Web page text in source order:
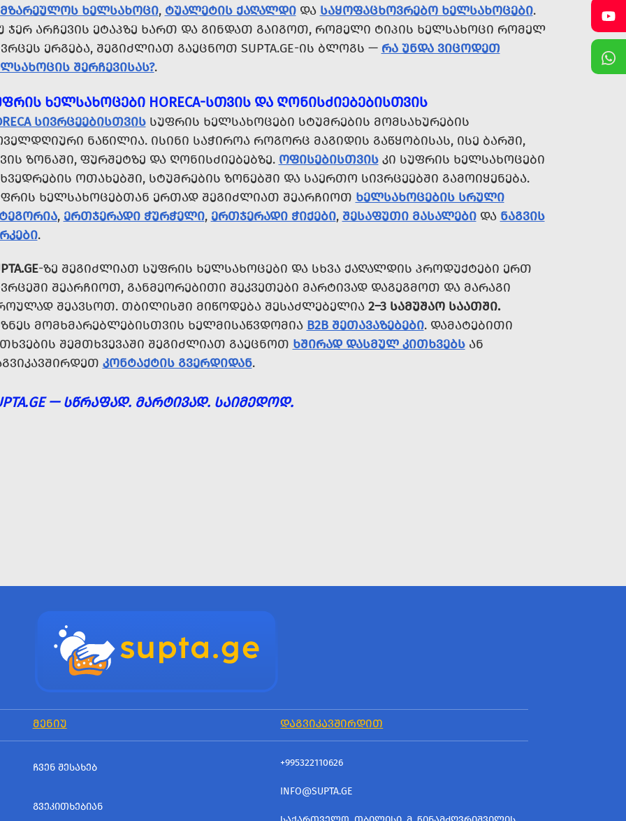
ᲮᲔᲚᲡᲐᲮᲝᲪᲘ, ᲢᲣᲐᲚᲔᲢᲘᲡ ᲥᲐᲦᲐᲚᲓᲘᲓᲐ ᲡᲐᲧᲝᲤᲐᲪᲮᲝᲕᲠᲔᲑᲝ ᲮᲔᲚᲡᲐᲮᲝᲪᲔᲑᲘ.
ᲯᲔᲠ ᲐᲠᲩᲔᲕᲘᲡ ᲔᲢᲐᲞᲖᲔ ᲮᲐᲠᲗ ᲓᲐ ᲒᲘᲜᲓᲐᲗ ᲒᲐᲘᲒᲝᲗ, ᲠᲝᲛᲔᲚᲘ ᲢᲘᲞᲘᲡ ᲮᲔᲚᲡᲐᲮᲝᲪᲘ ᲠᲝᲛᲔᲚ
ᲔᲠᲒᲔᲑᲐ, ᲨᲔᲒᲘᲫᲚᲘᲐᲗ ᲒᲐᲔᲪᲜᲝᲗ SUPTA.GE-ᲘᲡ ᲑᲚᲝᲒᲡ — ᲠᲐ ᲣᲜᲓᲐ ᲕᲘᲪᲝᲓᲔᲗ
ᲨᲔᲠᲩᲔᲕᲘᲡᲐᲡ?.
ᲮᲔᲚᲡᲐᲮᲝᲪᲔᲑᲘ HORECA-ᲡᲗᲕᲘᲡ ᲓᲐ ᲦᲝᲜᲘᲡᲫᲘᲔᲑᲔᲑᲘᲡᲗᲕᲘᲡ
ᲡᲘᲕᲠᲪᲔᲔᲑᲘᲡᲗᲕᲘᲡᲡᲣᲤᲠᲘᲡ ᲮᲔᲚᲡᲐᲮᲝᲪᲔᲑᲘ ᲡᲢᲣᲛᲠᲔᲑᲘᲡ ᲛᲝᲛᲡᲐᲮᲣᲠᲔᲑᲘᲡ
ᲜᲐᲬᲘᲚᲘᲐ. ᲘᲡᲘᲜᲘ ᲡᲐᲭᲘᲠᲝᲐ ᲠᲝᲒᲝᲠᲪ ᲛᲐᲒᲘᲓᲘᲡ ᲒᲐᲬᲧᲝᲑᲘᲡᲐᲡ, ᲘᲡᲔ ᲑᲐᲠᲨᲘ,
ᲖᲝᲜᲐᲨᲘ, ᲤᲣᲠᲨᲔᲢᲖᲔ ᲓᲐ ᲦᲝᲜᲘᲡᲫᲘᲔᲑᲔᲑᲖᲔ. ᲝᲤᲘᲡᲔᲑᲘᲡᲗᲕᲘᲡᲙᲘ ᲡᲣᲤᲠᲘᲡ ᲮᲔᲚᲡᲐᲮᲝᲪᲔᲑᲘ
ᲝᲗᲐᲮᲔᲑᲨᲘ, ᲡᲢᲣᲛᲠᲔᲑᲘᲡ ᲖᲝᲜᲔᲑᲨᲘ ᲓᲐ ᲡᲐᲔᲠᲗᲝ ᲡᲘᲕᲠᲪᲔᲔᲑᲨᲘ ᲒᲐᲛᲝᲘᲧᲔᲜᲔᲑᲐ.
ᲮᲔᲚᲡᲐᲮᲝᲪᲔᲑᲗᲐᲜ ᲔᲠᲗᲐᲓ ᲨᲔᲒᲘᲫᲚᲘᲐᲗ ᲨᲔᲐᲠᲩᲘᲝᲗ ᲮᲔᲚᲡᲐᲮᲝᲪᲔᲑᲘᲡ ᲡᲠᲣᲚᲘ
, ᲔᲠᲗᲯᲔᲠᲐᲓᲘ ᲭᲣᲠᲭᲔᲚᲘ, ᲔᲠᲗᲯᲔᲠᲐᲓᲘ ᲭᲘᲥᲔᲑᲘ, ᲨᲔᲡᲐᲤᲣᲗᲘ ᲛᲐᲡᲐᲚᲔᲑᲘᲓᲐ ᲜᲐᲒᲕᲘᲡ
.
-ᲖᲔ ᲨᲔᲒᲘᲫᲚᲘᲐᲗ ᲡᲣᲤᲠᲘᲡ ᲮᲔᲚᲡᲐᲮᲝᲪᲔᲑᲘ ᲓᲐ ᲡᲮᲕᲐ ᲥᲐᲦᲐᲚᲓᲘᲡ ᲞᲠᲝᲓᲣᲥᲢᲔᲑᲘ ᲔᲠᲗ
ᲨᲔᲐᲠᲩᲘᲝᲗ, ᲒᲐᲜᲛᲔᲝᲠᲔᲑᲘᲗᲘ ᲨᲔᲙᲕᲔᲗᲔᲑᲘ ᲛᲐᲠᲢᲘᲕᲐᲓ ᲓᲐᲒᲔᲒᲛᲝᲗ ᲓᲐ ᲛᲐᲠᲐᲒᲘ
ᲨᲔᲐᲕᲡᲝᲗ. ᲗᲑᲘᲚᲘᲡᲨᲘ ᲛᲘᲬᲝᲓᲔᲑᲐ ᲨᲔᲡᲐᲫᲚᲔᲑᲔᲚᲘᲐ 2–3 ᲡᲐᲛᲣᲨᲐᲝ ᲡᲐᲐᲗᲨᲘ.
ᲛᲝᲛᲮᲛᲐᲠᲔᲑᲚᲔᲑᲘᲡᲗᲕᲘᲡ ᲮᲔᲚᲛᲘᲡᲐᲬᲕᲓᲝᲛᲘᲐ B2B ᲨᲔᲗᲐᲕᲐᲖᲔᲑᲔᲑᲘ. ᲓᲐᲛᲐᲢᲔᲑᲘᲗᲘ
ᲨᲔᲛᲗᲮᲕᲔᲕᲐᲨᲘ ᲨᲔᲒᲘᲫᲚᲘᲐᲗ ᲒᲐᲔᲪᲜᲝᲗ ᲮᲨᲘᲠᲐᲓ ᲓᲐᲡᲛᲣᲚ ᲙᲘᲗᲮᲕᲔᲑᲡᲐᲜ
ᲙᲝᲜᲢᲐᲥᲢᲘᲡ ᲒᲕᲔᲠᲓᲘᲓᲐᲜ.
— ᲡᲬᲠᲐᲤᲐᲓ. ᲛᲐᲠᲢᲘᲕᲐᲓ. ᲡᲐᲘᲛᲔᲓᲝᲓ.
ᲛᲔᲜᲘᲣ ᲓᲐᲒᲕᲘᲙᲐᲕᲨᲘᲠᲓᲘᲗ
ᲩᲕᲔᲜ ᲨᲔᲡᲐᲮᲔᲑ
ᲒᲕᲔᲙᲘᲗᲮᲔᲑᲘᲐᲜ
+995322110626
INFO@SUPTA.GE